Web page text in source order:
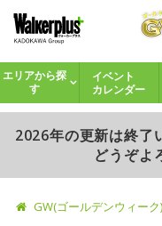
エリアから探
す
イベント
カレンダー
2026年の更新は終了
どうぞよ
GW(ゴールデンウィーク